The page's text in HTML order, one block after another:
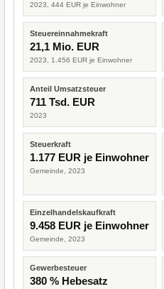
2023, 444 EUR je Einwohner
Steuereinnahmekraft
21,1 Mio. EUR
2023, 1.456 EUR je Einwohner
Anteil Umsatzsteuer
711 Tsd. EUR
2023
Steuerkraft
1.177 EUR je Einwohner
Gemeinde, 2023
Einzelhandelskaufkraft
9.458 EUR je Einwohner
Gemeinde, 2023
Gewerbesteuer
380 % Hebesatz